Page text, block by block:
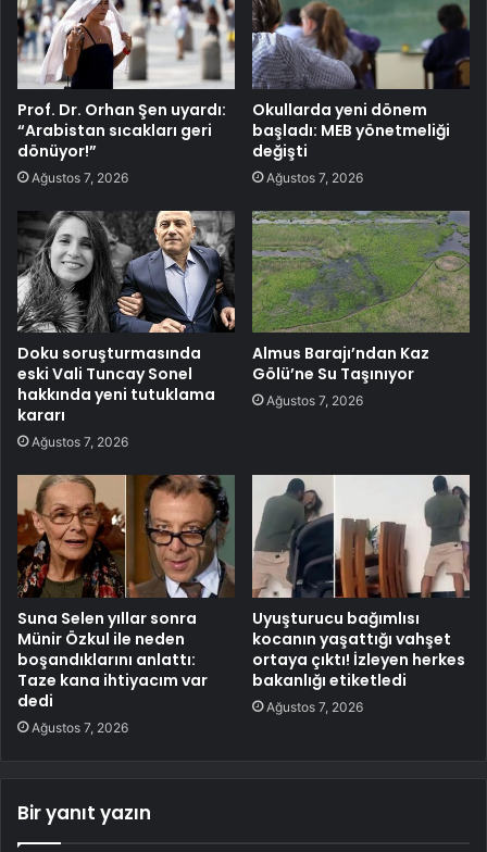
Prof. Dr. Orhan Şen uyardı:
“Arabistan sıcakları geri
dönüyor!”
Ağustos 7, 2026
Okullarda yeni dönem
başladı: MEB yönetmeliği
değişti
Ağustos 7, 2026
Doku soruşturmasında
eski Vali Tuncay Sonel
hakkında yeni tutuklama
kararı
Ağustos 7, 2026
Almus Barajı’ndan Kaz
Gölü’ne Su Taşınıyor
Ağustos 7, 2026
Suna Selen yıllar sonra
Münir Özkul ile neden
boşandıklarını anlattı:
Taze kana ihtiyacım var
dedi
Ağustos 7, 2026
Uyuşturucu bağımlısı
kocanın yaşattığı vahşet
ortaya çıktı! İzleyen herkes
bakanlığı etiketledi
Ağustos 7, 2026
Bir yanıt yazın